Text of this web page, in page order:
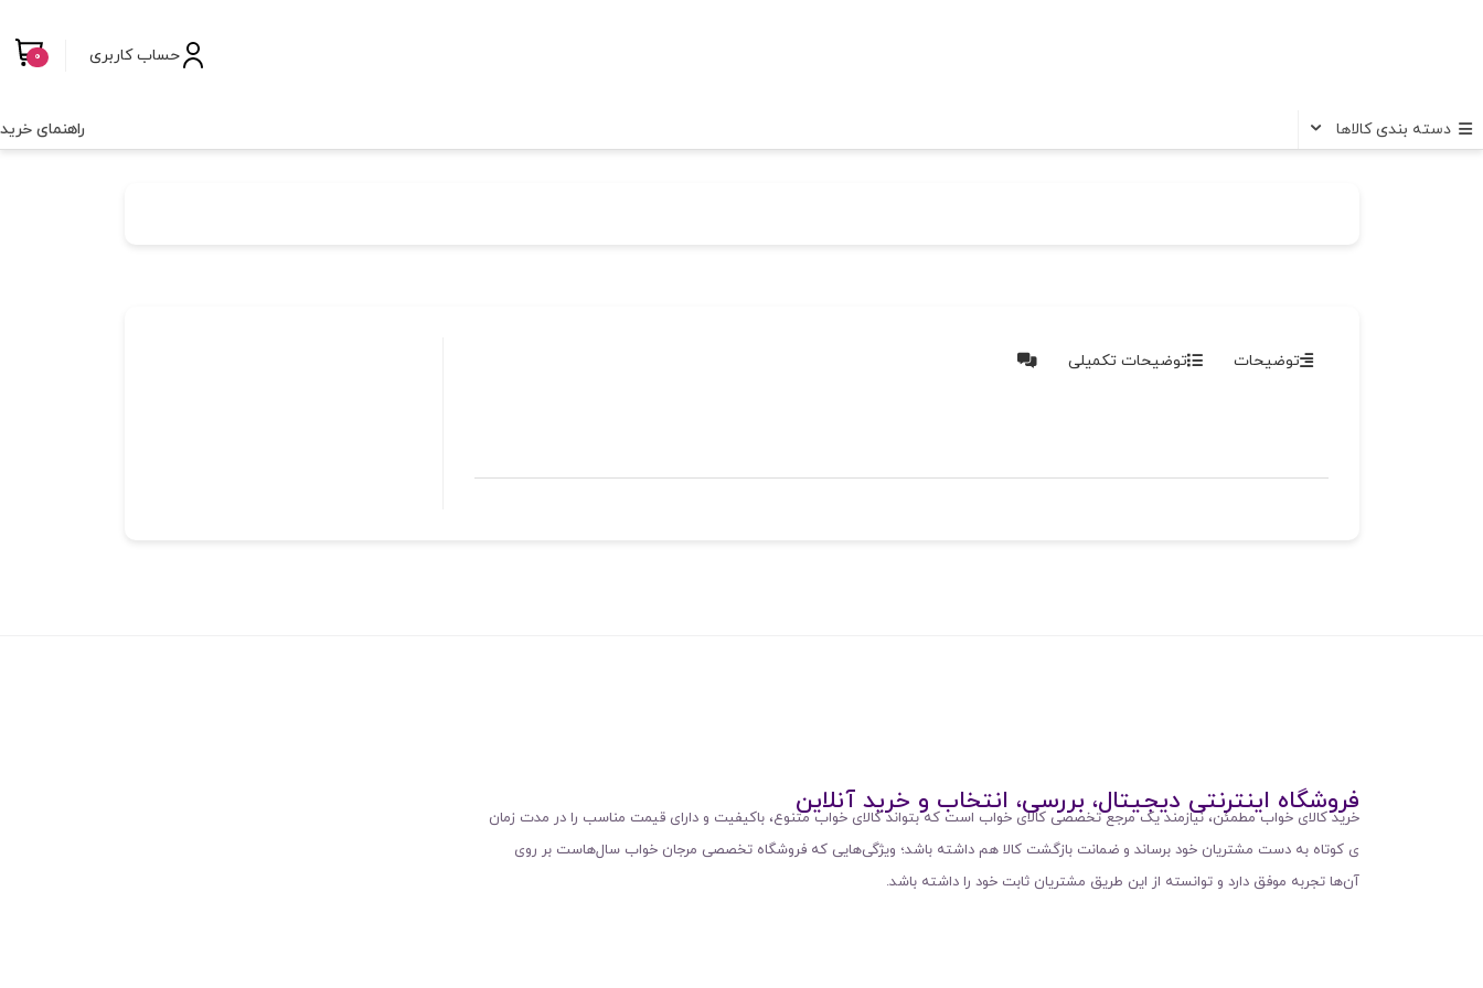
حساب کاربری 0
دسته بندی کالاها راهنمای خرید
توضیحات توضیحات تکمیلی
فروشگاه اینترنتی دیجیتال، بررسی، انتخاب و خرید آنلاین
خرید کالای خواب مطمئن، نیازمند یک مرجع تخصصی کالای خواب است که بتواند کالای خواب متنوع، باکیفیت و دارای قیمت مناسب را در مدت زمان
ی کوتاه به دست مشتریان خود برساند و ضمانت بازگشت کالا هم داشته باشد؛ ویژگی‌هایی که فروشگاه تخصصی مرجان خواب سال‌هاست بر روی
آن‌ها تجربه موفق دارد و توانسته از این طریق مشتریان ثابت خود را داشته باشد.